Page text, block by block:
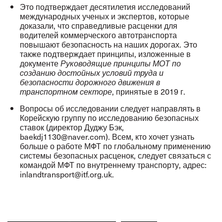
Это подтверждает десятилетия исследований
международных ученых и экспертов, которые
доказали, что справедливые расценки для
водителей коммерческого автотранспорта
повышают безопасность на наших дорогах. Это
также подтверждает принципы, изложенные в
документеРуководящие принципы МОТ по
созданию достойных условий труда и
безопасности дорожного движения в
транспортном секторе, принятые в 2019 г.
Вопросы об исследовании следует направлять в
Корейскую группу по исследованию безопасных
ставок (директор Дуджу Бэк,
baekdj1130@naver.com). Всем, кто хочет узнать
больше о работе МФТ по глобальному применению
системы безопасных расценок, следует связаться с
командой МФТ по внутреннему транспорту, адрес:
inlandtransport@itf.org.uk.